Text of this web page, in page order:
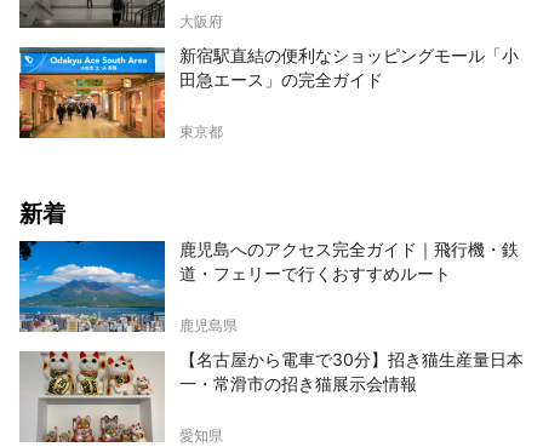
大阪府
新宿駅直結の便利なショッピングモール「小
田急エース」の完全ガイド
東京都
新着
鹿児島へのアクセス完全ガイド｜飛行機・鉄
道・フェリーで行くおすすめルート
鹿児島県
【名古屋から電車で30分】招き猫生産量日本
一・常滑市の招き猫展示会情報
愛知県